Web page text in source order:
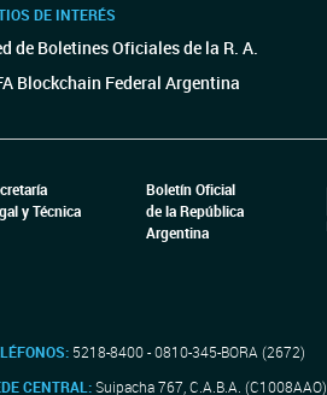
DE INTERÉS
de Boletines Oficiales de la R. A.
Blockchain Federal Argentina
y Técnica
Boletín Oficial
de la República
Argentina
5218-8400 - 0810-345-BORA (2672)
CENTRAL:Suipacha 767, C.A.B.A. (C1008AAO)